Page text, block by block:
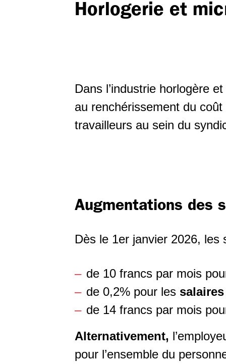
Secteur de la sécurité
Shops de stations-
Salarié-e-s âgés
Politique industrielle
Relations Suisse-UE
Horlogerie et
Dans l’industrie horlogère
au renchérissement du
travailleurs au sein du
Augmentations des
Dès le 1er janvier 2026, les
de 10 francs par mois
de 0,2% pour les
de 14 francs par mois
Alternativement,
pour l’ensemble du